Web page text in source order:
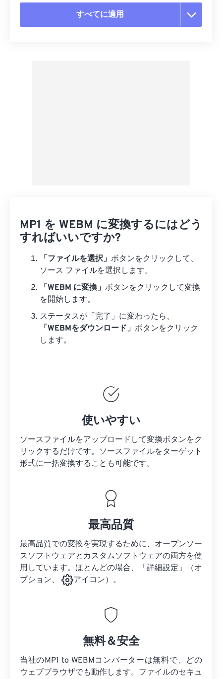
すべてに適用
MP1 を WEBM に変換するにはどう
すればいいですか?
「ファイルを選択」 ボタンをクリックして、
ソース ファイルを選択します。
「WEBM に変換」 ボタンをクリックして変換
を開始します。
ステータスが「完了」に変わったら、
「WEBMをダウンロード」 ボタンをクリック
します。
使いやすい
ソースファイルをアップロードして変換ボタンをク
リックするだけです。 ソースファイルをターゲット
形式に一括変換することも可能です。
最高品質
最高品質での変換を実現するために、オープンソー
スソフトウェアとカスタムソフトウェアの両方を使
用しています。ほとんどの場合、「詳細設定」（オ
プション、
アイコン）。
無料＆安全
当社のMP1 to WEBMコンバーターは無料で、どの
ウェブブラウザでも動作します。ファイルのセキュ